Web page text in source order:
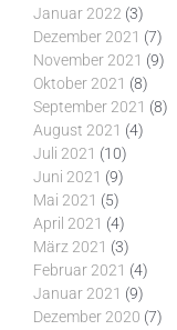
Januar 2022 (3)
Dezember 2021 (7)
November 2021 (9)
Oktober 2021 (8)
September 2021 (8)
August 2021 (4)
Juli 2021 (10)
Juni 2021 (9)
Mai 2021 (5)
April 2021 (4)
März 2021 (3)
Februar 2021 (4)
Januar 2021 (9)
Dezember 2020 (7)